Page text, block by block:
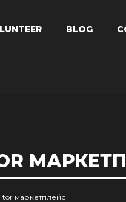
BLOG
tor маркетплейс